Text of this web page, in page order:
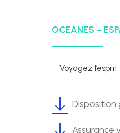
OCEANES –
Voyagez
Disposition
Assurance